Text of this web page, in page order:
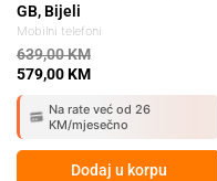
Mobilni telefoni
GB, Bijeli
639,00KM
579,00KM
Na rate već od 26
KM/mjesečno
Dodaj u korpu